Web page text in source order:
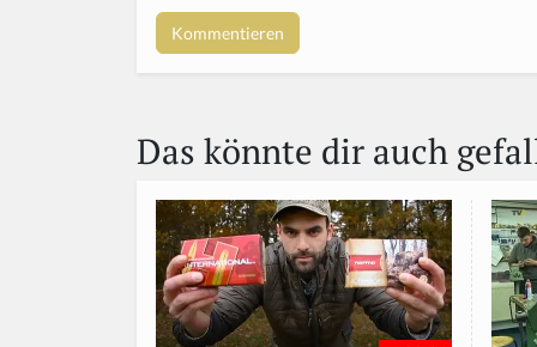
Das könnte dir auch